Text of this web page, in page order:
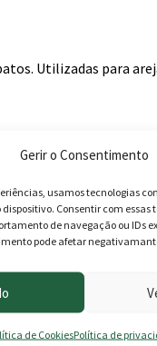
Gerir o Consentimento
usamos tecnologias
Consentir com essas
de navegação ou IDs
pode afetar
de CookiesPolítica de
Utilizadas para